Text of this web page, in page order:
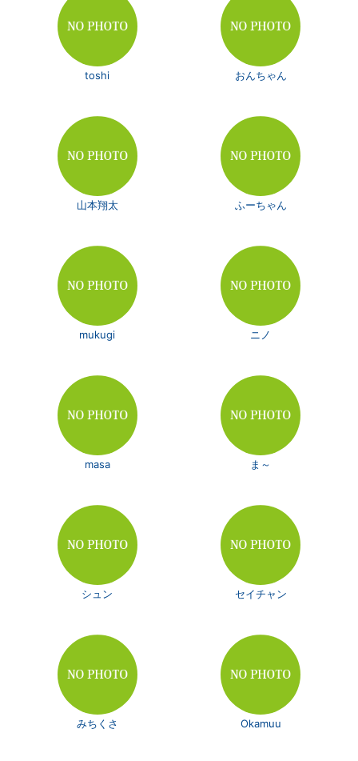
toshi おんちゃん
山本翔太 ふーちゃん
mukugi ニノ
masa ま～
シュン セイチャン
みちくさ Okamuu